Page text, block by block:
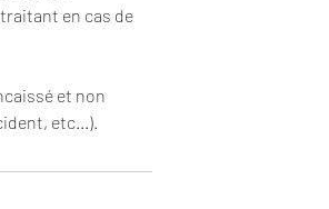
en cas de
et non
etc...).